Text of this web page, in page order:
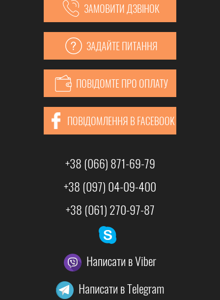
ЗАМОВИТИ ДЗВІНОК
ЗАДАЙТЕ ПИТАННЯ
ПОВІДОМТЕ ПРО ОПЛАТУ
ПОВІДОМЛЕННЯ В FACEBOOK
+38 (066) 871-69-79
+38 (097) 04-09-400
+38 (061) 270-97-87
Написати в Viber
Написати в Telegram